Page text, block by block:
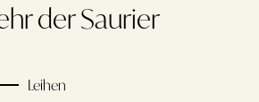
der Saurier
Leihen